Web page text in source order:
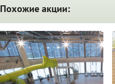
Похожие акции: